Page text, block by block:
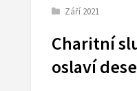
Září 2021
Charitní
oslaví